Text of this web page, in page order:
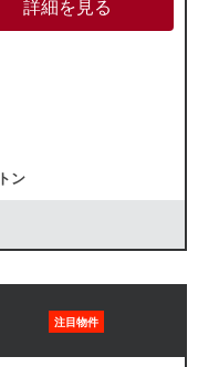
マッサージなど幅広い業
のため、内見は7月末よ
詳細を見る
ン
注目物件